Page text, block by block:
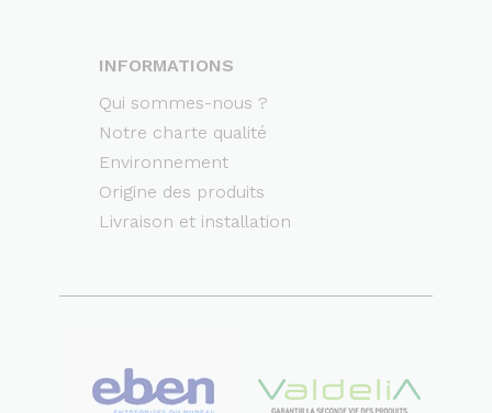
INFORMATIONS
Qui sommes-nous ?
Notre charte qualité
Environnement
Origine des produits
Livraison et installation